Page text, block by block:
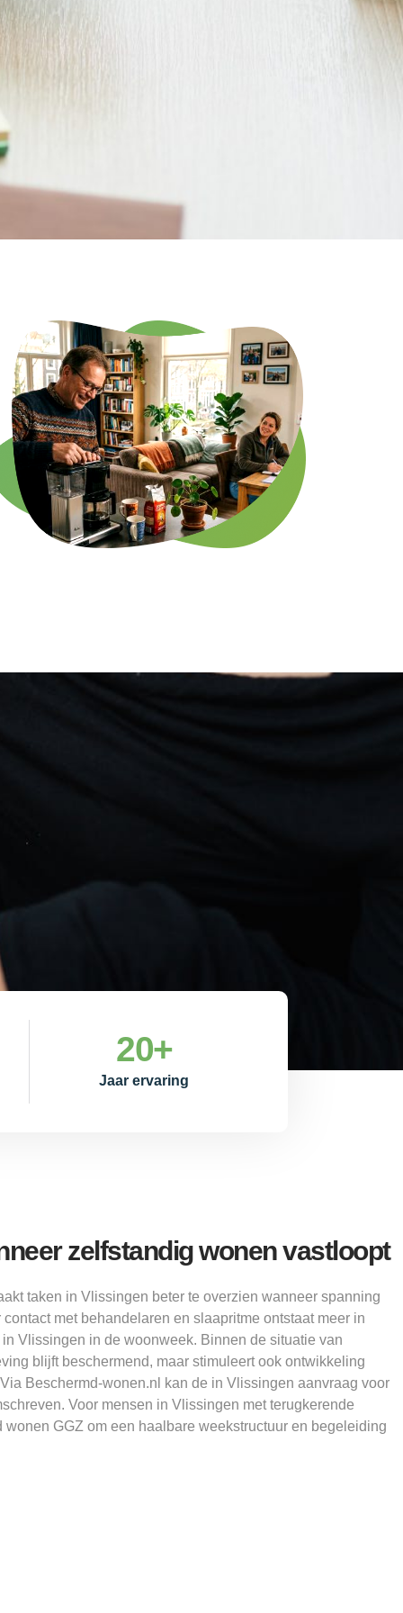
Jaar ervaring
20+
zelfstandig wonen vastloopt
taken in Vlissingen beter te overzien wanneer spanning
met behandelaren en slaapritme ontstaat meer in
Vlissingen in de woonweek. Binnen de situatie van
blijft beschermend, maar stimuleert ook ontwikkeling
Beschermd-wonen.nl kan de in Vlissingen aanvraag voor
Voor mensen in Vlissingen met terugkerende
GGZ om een haalbare weekstructuur en begeleiding